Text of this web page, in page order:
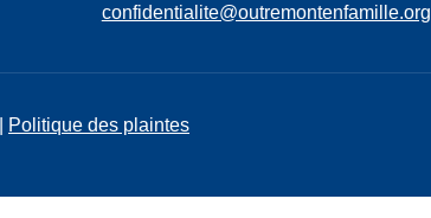
confidentialite@outremontenfamille.org
Politique des plaintes